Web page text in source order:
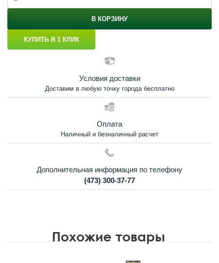
В КОРЗИНУ
КУПИТЬ В 1 КЛИК
Условия доставки
Доставим в любую точку города бесплатно
Оплата
Наличный и безналичный расчет
Дополнительная информация по телефону
(473) 300-37-77
Похожие товары